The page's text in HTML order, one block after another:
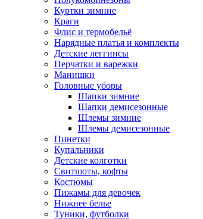
Куртки зимние
Краги
Флис и термобельё
Нарядные платья и комплекты
Детские леггинсы
Перчатки и варежки
Манишки
Головные уборы
Шапки зимние
Шапки демисезонные
Шлемы зимние
Шлемы демисезонные
Пинетки
Купальники
Детские колготки
Свитшоты, кофты
Костюмы
Пижамы для девочек
Нижнее белье
Туники, футболки